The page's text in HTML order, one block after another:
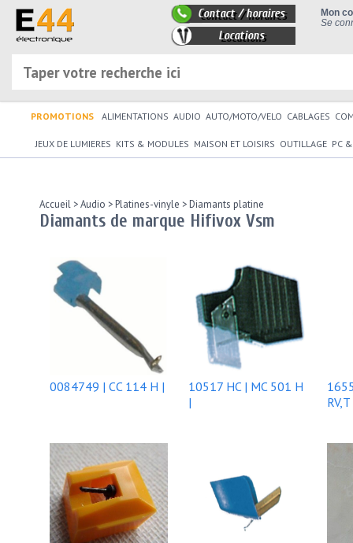
Mon
Se
Contact / horaires
Locations
PROMOTIONS ALIMENTATIONS AUDIO AUTO/MOTO/VELO CABLAGES
JEUX DE LUMIERES KITS & MODULES MAISON ET LOISIRS OUTILLAGE PC
Accueil >Audio >Platines-vinyle >Diamants platine
Diamants de marque Hifivox Vsm
0084749 | CC 114 H |
10517 HC | MC 501 H
|